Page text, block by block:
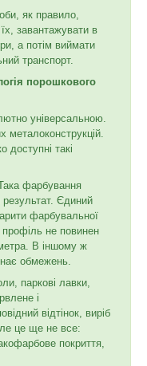
як правило,
завантажувати в
а потім виймати
транспорт.
порошкового
універсальною.
металоконструкцій.
такі
фарбування
результат. Єдиний
фарбувальної
не повинен
В іншому ж
обмежень.
паркові лавки,
і
відтінок, виріб
це ще не все:
покриття,